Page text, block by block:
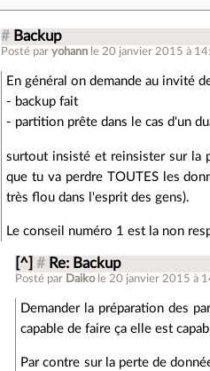
# Backup
Posté paryohann le 20 janvier 2015 à
En général on demande au invité
- backup fait
- partition prête dans le cas d'un
surtout insisté et reinsister sur la
que tu va perdre TOUTES les
très flou dans l'esprit des gens).
Le conseil numéro 1 est la non
[^] # Re: Backup
Posté par Daiko le 20 janvier 2015 à
Demander la préparation des
capable de faire ça elle est
Par contre sur la perte de